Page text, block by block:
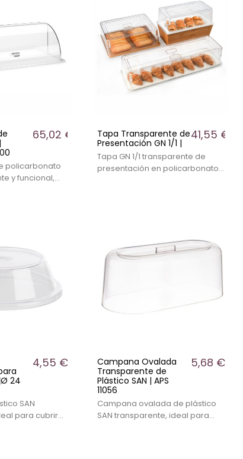
bambú impregnado en aceite
repele la humedad, mientras
que la cubierta protege el
contenido sin ocultarlo.
65,02 €
policarbonato
y funcional,
Tapa Transparente de
Presentación GN 1/1 |
41,55 €
Tapa GN 1/1 transparente de
presentación en policarbonato,
24
4,55 €
SAN
para cubrir
Campana Ovalada
Transparente de
Plástico SAN | APS
11056
5,68 €
Campana ovalada de plástico
SAN transparente, ideal para